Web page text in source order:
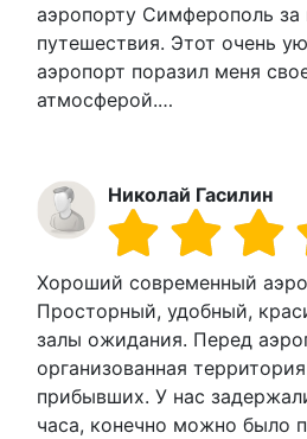
аэропорту Симферополь
путешествия. Этот очень
аэропорт поразил меня
атмосферой.…
Николай Гасилин
Хороший современный
Просторный, удобный,
залы ожидания. Перед
организованная
прибывших. У нас
часа, конечно можно было